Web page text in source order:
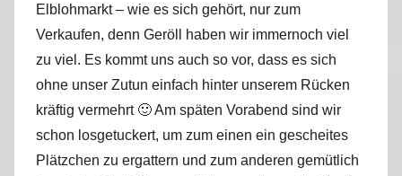
a
r
k
u
s
Elblohmarkt – wie es sich gehört, nur zum
Verkaufen, denn Geröll haben wir immernoch viel
zu viel. Es kommt uns auch so vor, dass es sich
ohne unser Zutun einfach hinter unserem Rücken
kräftig vermehrt 🙂 Am späten Vorabend sind wir
schon losgetuckert, um zum einen ein gescheites
Plätzchen zu ergattern und zum anderen gemütlich